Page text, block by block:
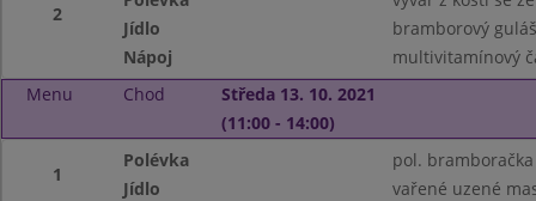
2
Jídlo
bramborový guláš
Nápoj
multivitamínový
Menu
Chod
Středa 13. 10. 2021
(11:00 - 14:00)
1
Polévka
pol. bramboračka
Jídlo
vařené uzené